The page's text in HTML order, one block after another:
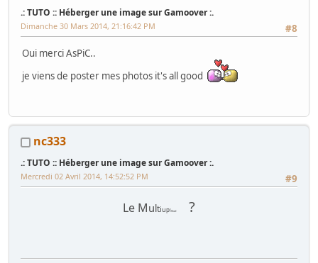
Recherche tout élément de Jeutel Galaktron
but just RIP" - kos71 2014©
.: TUTO :: Héberger une image sur Gamoover :.
#8
Dimanche 30 Mars 2014, 21:16:42 PM
Oui merci AsPiC..
je viens de poster mes photos it's all good
nc333
.: TUTO :: Héberger une image sur Gamoover :.
#9
Mercredi 02 Avril 2014, 14:52:52 PM
Le Multiupload ?